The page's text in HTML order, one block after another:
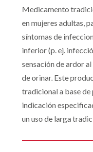
Medicamento
en mujeres adultas,
síntomas de
inferior (p. ej.
sensación de ardor
de orinar. Este
tradicional a base de
indicación
un uso de larga